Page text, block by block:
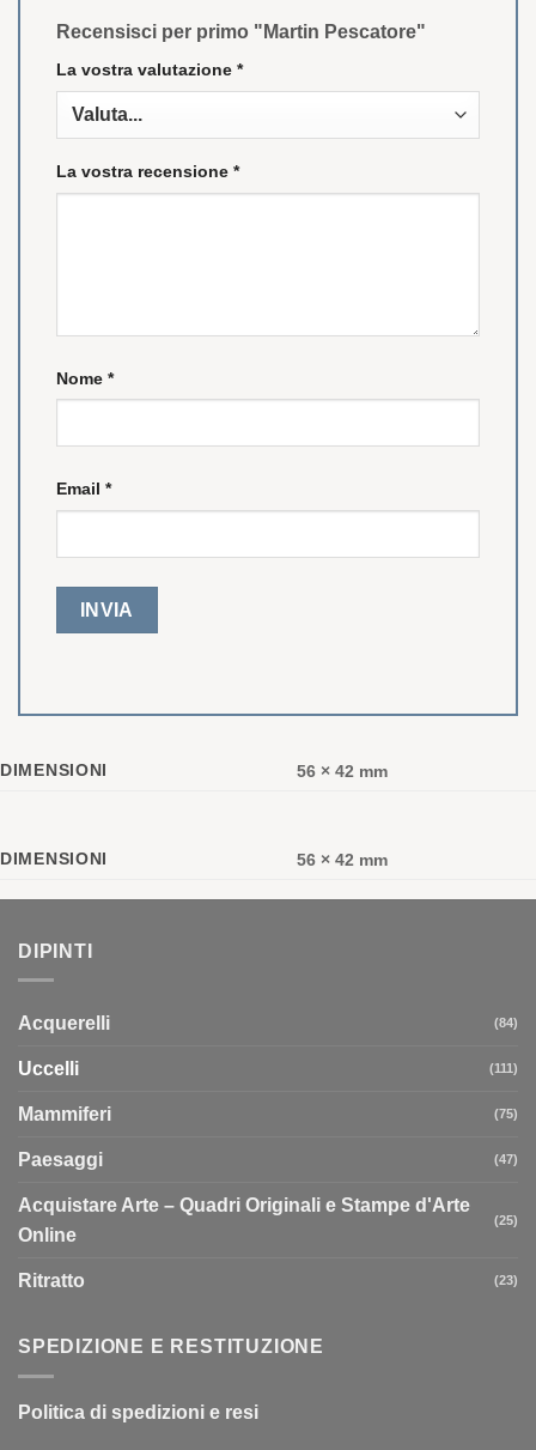
Recensisci per primo "Martin Pescatore"
La vostra valutazione *
La vostra recensione *
Nome *
Email *
DIMENSIONI 56 × 42 mm
DIMENSIONI 56 × 42 mm
DIPINTI
Acquerelli (84)
Uccelli (111)
Mammiferi (75)
Paesaggi (47)
Acquistare Arte – Quadri Originali e Stampe d'Arte
Online
(25)
Ritratto (23)
SPEDIZIONE E RESTITUZIONE
Politica di spedizioni e resi